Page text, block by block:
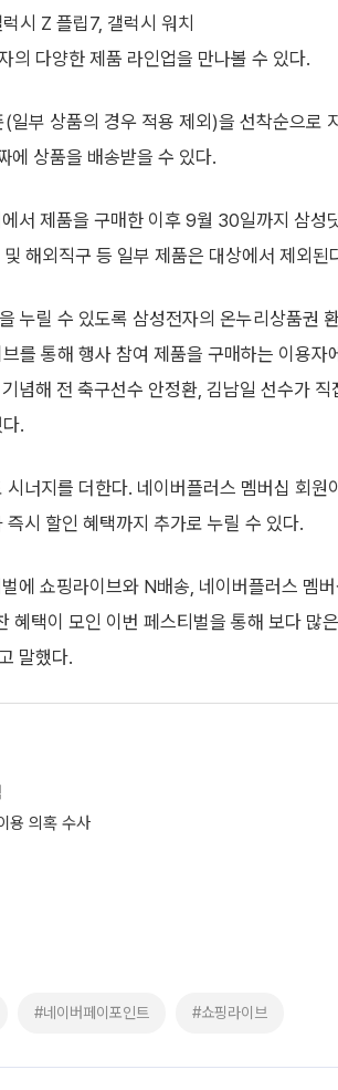
시 Z 플립7, 갤럭시 워치
의 다양한 제품 라인업을 만나볼 수 있다.
부 상품의 경우 적용 제외)을 선착순으로
에 상품을 배송받을 수 있다.
서 제품을 구매한 이후 9월 30일까지 삼성
해외직구 등 일부 제품은 대상에서 제외된
누릴 수 있도록 삼성전자의 온누리상품권
를 통해 행사 참여 제품을 구매하는 이용자
념해 전 축구선수 안정환, 김남일 선수가 직
.
시너지를 더한다. 네이버플러스 멤버십 회원
시 할인 혜택까지 추가로 누릴 수 있다.
에 쇼핑라이브와 N배송, 네이버플러스 멤
혜택이 모인 이번 페스티벌을 통해 보다 많
말했다.
용 의혹 수사
#네이버페이포인트 #쇼핑라이브